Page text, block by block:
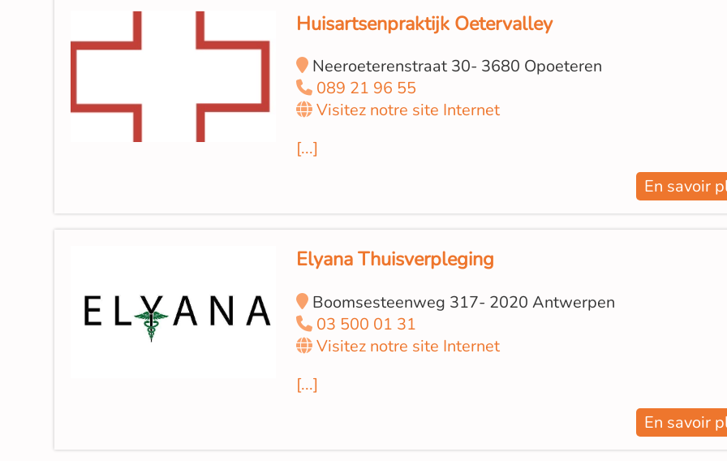
Huisartsenpraktijk Oetervalley
Neeroeterenstraat 30- 3680 Opoeteren
089 21 96 55
Visitez notre site Internet
[...]
En savoir
Elyana Thuisverpleging
Boomsesteenweg 317- 2020 Antwerpen
03 500 01 31
Visitez notre site Internet
[...]
En savoir